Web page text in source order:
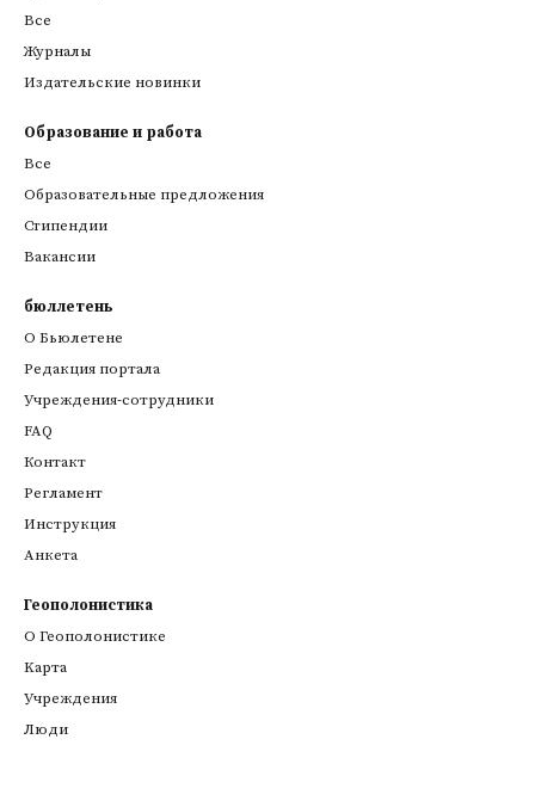
Все
Журналы
Издательские новинки
Образование и работа
Все
Образовательные предложения
Стипендии
Вакансии
бюллетень
О Бьюлетене
Редакция портала
Учреждения-сотрудники
FAQ
Контакт
Регламент
Инструкция
Анкета
Геополонистика
О Геополонистике
Kарта
Учреждения
Люди